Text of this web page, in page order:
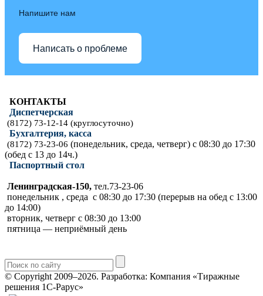
Напишите нам
Написать о проблеме
КОНТАКТЫ
Диспетчерская
(8172) 73-12-14 (круглосуточно)
Бухгалтерия, касса
(8172) 73-23-06 (понедельник, среда, четверг) с 08:30 до 17:30
(обед с 13 до 14ч.)
Паспортный стол
Ленинградская-150, тел.73-23-06
понедельник , среда с 08:30 до 17:30 (перерыв на обед с 13:00
до 14:00)
вторник, четверг с 08:30 до 13:00
пятница — неприёмный день
© Copyright 2009–2026. Разработка: Компания «Тиражные
решения 1С-Рарус»